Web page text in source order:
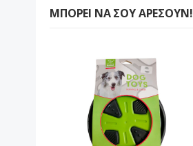
ΜΠΟΡΕΊ ΝΑ ΣΟΥ ΑΡΈΣΟΥΝ!